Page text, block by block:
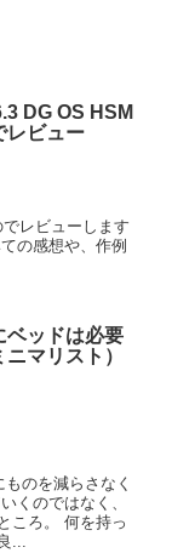
DG OS HSM
レビュー
レビューします
の感想や、作例
ベッドは必要
マリスト）
のを減らさなく
くのではなく、
ころ。 何を持っ
...